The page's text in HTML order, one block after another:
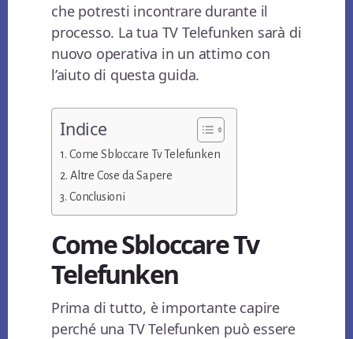
che potresti incontrare durante il
processo. La tua TV Telefunken sarà di
nuovo operativa in un attimo con
l’aiuto di questa guida.
Indice
Come Sbloccare Tv Telefunken
Altre Cose da Sapere
Conclusioni
Come Sbloccare Tv
Telefunken
Prima di tutto, è importante capire
perché una TV Telefunken può essere